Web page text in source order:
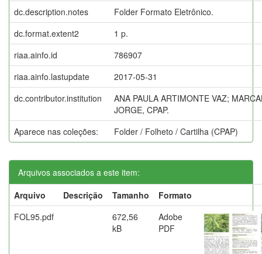
dc.description.notes
Folder Formato Eletrônico.
dc.format.extent2
1 p.
riaa.ainfo.id
786907
riaa.ainfo.lastupdate
2017-05-31
dc.contributor.institution
ANA PAULA ARTIMONTE VAZ;
JORGE, CPAP.
Aparece nas coleções:
Folder / Folheto / Cartilha (CPAP)
Arquivos associados a este item:
Arquivo
Descrição Tamanho
Formato
FOL95.pdf
672,56
kB
Adobe
PDF